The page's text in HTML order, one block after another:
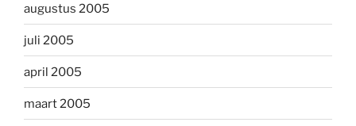
augustus 2005
juli 2005
april 2005
maart 2005